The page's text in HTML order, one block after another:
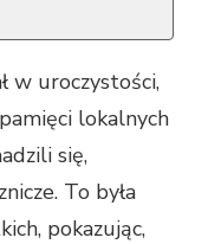
w uroczystości,
lokalnych
się,
To była
pokazując,